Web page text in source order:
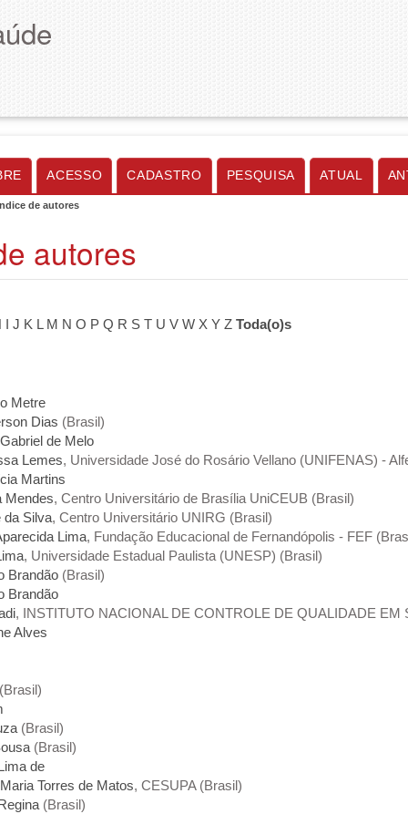
ACESSO CADASTRO PESQUISA ATUAL
de autores
autores
J K L M N O P Q R S T U V W X Y Z Toda(o)s
Metre
Dias (Brasil)
de Melo
Lemes, Universidade José do Rosário Vellano (UNIFENAS) -
Martins
Mendes, Centro Universitário de Brasília UniCEUB (Brasil)
da Silva, Centro Universitário UNIRG (Brasil)
Lima, Fundação Educacional de Fernandópolis - FEF
, Universidade Estadual Paulista (UNESP) (Brasil)
Brandão (Brasil)
Brandão
, INSTITUTO NACIONAL DE CONTROLE DE QUALIDADE
Alves
(Brasil)
(Brasil)
de
Torres de Matos, CESUPA (Brasil)
(Brasil)